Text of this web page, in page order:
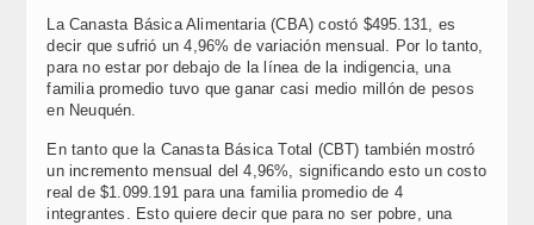
La Canasta Básica Alimentaria (CBA) costó $495.131, es
decir que sufrió un 4,96% de variación mensual. Por lo tanto,
para no estar por debajo de la línea de la indigencia, una
familia promedio tuvo que ganar casi medio millón de pesos
en Neuquén.
En tanto que la Canasta Básica Total (CBT) también mostró
un incremento mensual del 4,96%, significando esto un costo
real de $1.099.191 para una familia promedio de 4
integrantes. Esto quiere decir que para no ser pobre, una